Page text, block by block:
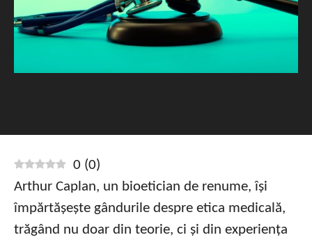
0 (0)
Arthur Caplan, un bioetician de renume, își
împărtășește gândurile despre etica medicală,
trăgând nu doar din teorie, ci și din experiența